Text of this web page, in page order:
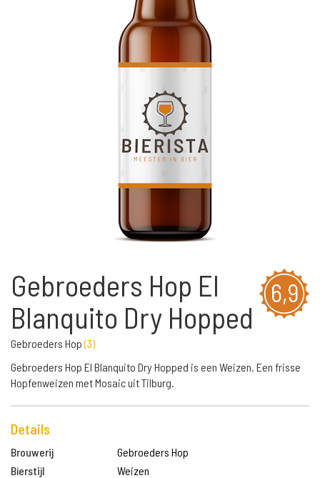
6,9
Gebroeders Hop El
Blanquito Dry Hopped
Gebroeders Hop(3)
Gebroeders Hop El Blanquito Dry Hopped is een Weizen. Een frisse
Hopfenweizen met Mosaic uit Tilburg.
Details
Brouwerij
Gebroeders Hop
Bierstijl
Weizen